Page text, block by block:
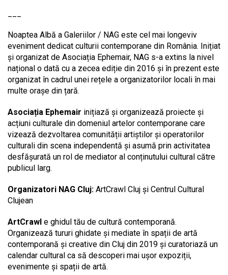
Noaptea Albă a Galeriilor / NAG este cel mai longeviv
eveniment dedicat culturii contemporane din România. Inițiat
și organizat de Asociația Ephemair, NAG s-a extins la nivel
național o dată cu a zecea ediție din 2016 și în prezent este
organizat în cadrul unei rețele a organizatorilor locali în mai
multe orașe din țară.
Asociația Ephemair inițiază și organizează proiecte și
acțiuni culturale din domeniul artelor contemporane care
vizează dezvoltarea comunității artiștilor și operatorilor
culturali din scena independentă și asumă prin activitatea
desfășurată un rol de mediator al conținutului cultural către
publicul larg.
Organizatori NAG Cluj: ArtCrawl Cluj și Centrul Cultural
Clujean
ArtCrawl e ghidul tău de cultură contemporană.
Organizează tururi ghidate și mediate în spații de artă
contemporană și creative din Cluj din 2019 și curatoriază un
calendar cultural ca să descoperi mai ușor expoziții,
evenimente și spații de artă.